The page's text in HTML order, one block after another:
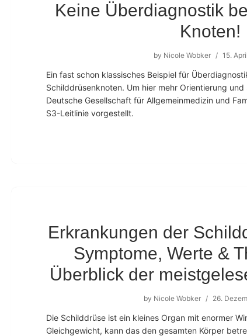
Keine Überdiagnostik
Knoten!
by Nicole Wobker / 15.
Ein fast schon klassisches Beispiel für
Schilddrüsenknoten. Um hier mehr Orientierung
Deutsche Gesellschaft für Allgemeinmedizin und
S3-Leitlinie vorgestellt.
Erkrankungen der
Symptome, Werte &
Überblick der
by Nicole Wobker / 26.
Die Schilddrüse ist ein kleines Organ mit enormer
Gleichgewicht, kann das den gesamten Körper